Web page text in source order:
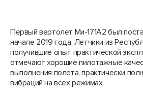
Первый вертолет Ми-171А2 был
начале 2019 года. Летчики из
получившие опыт практической
отмечают хорошие пилотажные
выполнения полета, практически
вибраций на всех режимах.